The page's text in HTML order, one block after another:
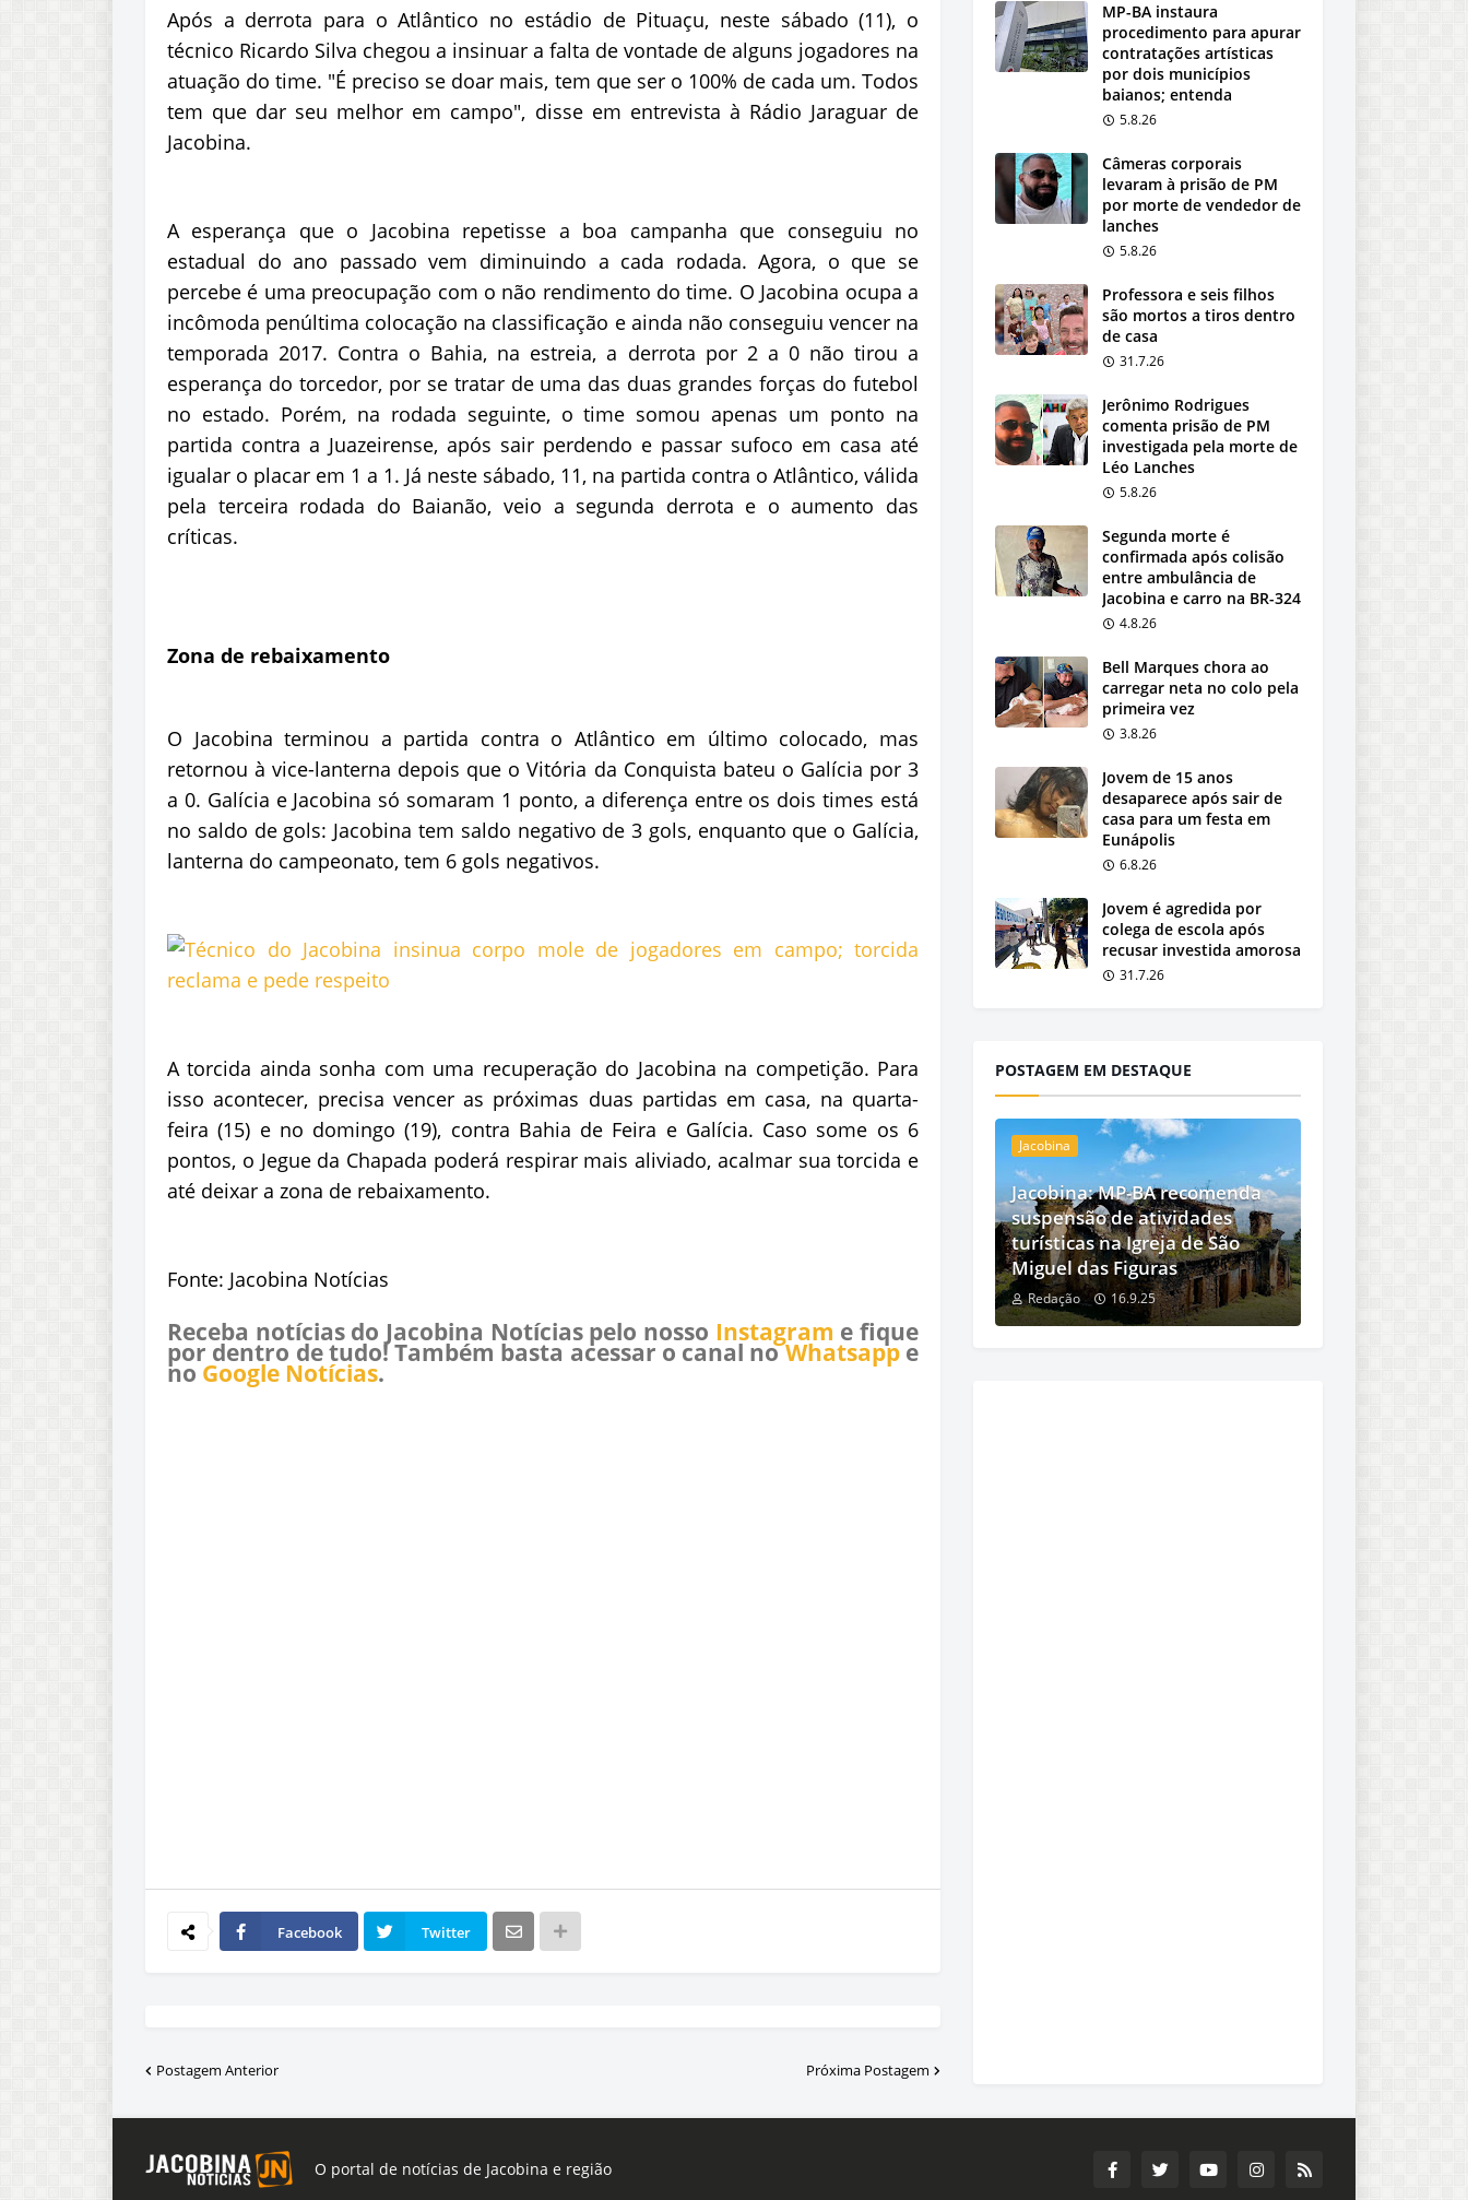
Após a derrota para o Atlântico no estádio de Pituaçu, neste sábado (11), o
técnico Ricardo Silva chegou a insinuar a falta de vontade de alguns jogadores na
atuação do time. "É preciso se doar mais, tem que ser o 100% de cada um. Todos
tem que dar seu melhor em campo", disse em entrevista à Rádio Jaraguar de
Jacobina.
A esperança que o Jacobina repetisse a boa campanha que conseguiu no
estadual do ano passado vem diminuindo a cada rodada. Agora, o que se
percebe é uma preocupação com o não rendimento do time. O Jacobina ocupa a
incômoda penúltima colocação na classificação e ainda não conseguiu vencer na
temporada 2017. Contra o Bahia, na estreia, a derrota por 2 a 0 não tirou a
esperança do torcedor, por se tratar de uma das duas grandes forças do futebol
no estado. Porém, na rodada seguinte, o time somou apenas um ponto na
partida contra a Juazeirense, após sair perdendo e passar sufoco em casa até
igualar o placar em 1 a 1. Já neste sábado, 11, na partida contra o Atlântico, válida
pela terceira rodada do Baianão, veio a segunda derrota e o aumento das
críticas.
Zona de rebaixamento
O Jacobina terminou a partida contra o Atlântico em último colocado, mas
retornou à vice-lanterna depois que o Vitória da Conquista bateu o Galícia por 3
a 0. Galícia e Jacobina só somaram 1 ponto, a diferença entre os dois times está
no saldo de gols: Jacobina tem saldo negativo de 3 gols, enquanto que o Galícia,
lanterna do campeonato, tem 6 gols negativos.
A torcida ainda sonha com uma recuperação do Jacobina na competição. Para
isso acontecer, precisa vencer as próximas duas partidas em casa, na quarta-
feira (15) e no domingo (19), contra Bahia de Feira e Galícia. Caso some os 6
pontos, o Jegue da Chapada poderá respirar mais aliviado, acalmar sua torcida e
até deixar a zona de rebaixamento.
Fonte: Jacobina Notícias
Receba notícias do Jacobina Notícias pelo nosso Instagram e fique
por dentro de tudo! Também basta acessar o canal noWhatsappe
no Google Notícias.
Facebook Twitter
Postagem Anterior Próxima Postagem
MP-BA instaura
procedimento para apurar
contratações artísticas
por dois municípios
baianos; entenda
5.8.26
Câmeras corporais
levaram à prisão de PM
por morte de vendedor de
lanches
5.8.26
Professora e seis filhos
são mortos a tiros dentro
de casa
31.7.26
Jerônimo Rodrigues
comenta prisão de PM
investigada pela morte de
Léo Lanches
5.8.26
Segunda morte é
confirmada após colisão
entre ambulância de
Jacobina e carro na BR-324
4.8.26
Bell Marques chora ao
carregar neta no colo pela
primeira vez
3.8.26
Jovem de 15 anos
desaparece após sair de
casa para um festa em
Eunápolis
6.8.26
Jovem é agredida por
colega de escola após
recusar investida amorosa
31.7.26
POSTAGEM EM DESTAQUE
Jacobina
Jacobina: MP-BA recomenda
suspensão de atividades
turísticas na Igreja de São
Miguel das Figuras
Redação 16.9.25
O portal de notícias de Jacobina e região